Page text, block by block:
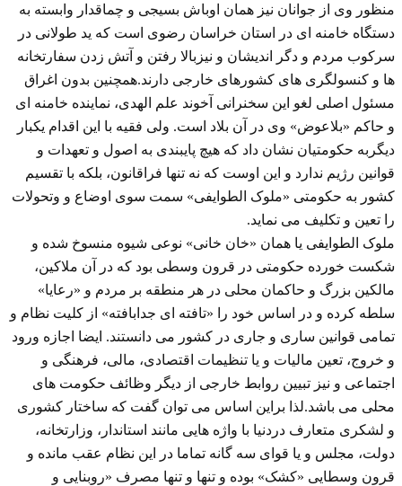
منظور وی از جوانان نیز همان اوباش بسیجی و چماقدار وابسته به
دستگاه خامنه ای در استان خراسان رضوی است که ید طولانی در
سرکوب مردم و دگر اندیشان و نیزبالا رفتن و آتش زدن سفارتخانه
ها و کنسولگری های کشورهای خارجی دارند.همچنین بدون اغراق
مسئول اصلی لغو این سخنرانی آخوند علم الهدی، نماینده خامنه ای
و حاکم «بلاعوض» وی در آن بلاد است. ولی فقیه با این اقدام یکبار
دیگربه حکومتیان نشان داد که هیچ پایبندی به اصول و تعهدات و
قوانین رژیم ندارد و این اوست که نه تنها فراقانون، بلکه با تقسیم
کشور به حکومتی «ملوک الطوایفی» سمت سوی اوضاع و وتحولات
را تعین و تکلیف می نماید.
ملوک الطوایفی یا همان «خان خانی» نوعی شیوه منسوخ شده و
شکست خورده حکومتی در قرون وسطی بود که در آن ملاکین،
مالکین بزرگ و حاکمان محلی در هر منطقه بر مردم و «رعایا»
سلطه کرده و در اساس خود را «تافته ای جدابافته» از کلیت نظام و
تمامی قوانین ساری و جاری در کشور می دانستند. ایضا اجازه ورود
و خروج، تعین مالیات و یا تنظیمات اقتصادی، مالی، فرهنگی و
اجتماعی و نیز تبیین روابط خارجی از دیگر وظائف حکومت های
محلی می باشد.لذا براین اساس می توان گفت که ساختار کشوری
و لشکری متعارف دردنیا با واژه هایی مانند استاندار، وزارتخانه،
دولت، مجلس و یا قوای سه گانه تماما در این نظام عقب مانده و
قرون وسطایی «کشک» بوده و تنها و تنها مصرف «روبنایی و